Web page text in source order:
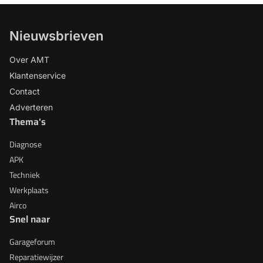
Nieuwsbrieven
Over AMT
Klantenservice
Contact
Adverteren
Thema's
Diagnose
APK
Techniek
Werkplaats
Airco
Snel naar
Garageforum
Reparatiewijzer